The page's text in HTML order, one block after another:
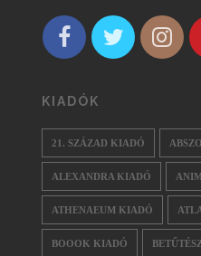
KIADÓK
21. SZÁZAD KIADÓ
ALEXANDRA KIADÓ
ATHENAEUM KIADÓ
BOOOK KIADÓ